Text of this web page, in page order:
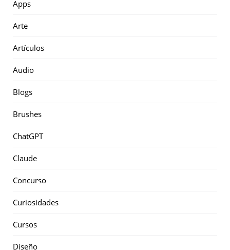
Apps
Arte
Artículos
Audio
Blogs
Brushes
ChatGPT
Claude
Concurso
Curiosidades
Cursos
Diseño